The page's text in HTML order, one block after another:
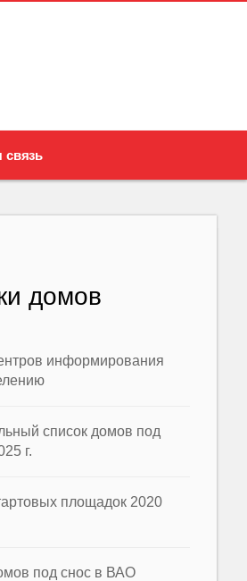
связь
домов
информирования
список домов под
г.
площадок 2020
под снос в ВАО